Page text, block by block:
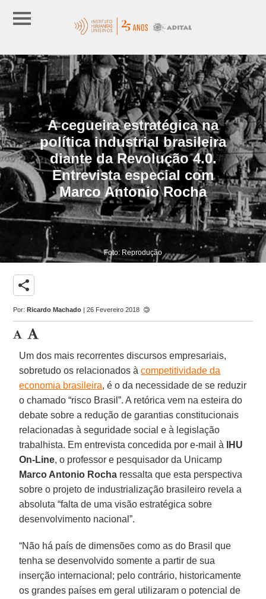
A cegueira estratégica na
política industrial brasileira
diante da Revolução 4.0.
Entrevista especial com
Marco Antonio Rocha
Foto: Reprodução
share
Por:Ricardo Machado | 26 Fevereiro 2018
Um dos mais recorrentes discursos empresariais,
sobretudo os relacionados àcompetitividade da
economia brasileira, é o da necessidade de se reduzir
o chamado “risco Brasil”. A retórica vem na esteira do
debate sobre a redução de garantias constitucionais
relacionadas à seguridade social e à legislação
trabalhista. Em entrevista concedida por e-mail à IHU
On-Line, o professor e pesquisador da Unicamp
Marco Antonio Rocha ressalta que esta perspectiva
sobre o projeto de industrialização brasileiro revela a
absoluta “falta de uma visão estratégica sobre
desenvolvimento nacional”.
“Não há país de dimensões como as do Brasil que
tenha se desenvolvido somente a partir de sua
inserção internacional; pelo contrário, historicamente
os grandes países em geral utilizaram o potencial de